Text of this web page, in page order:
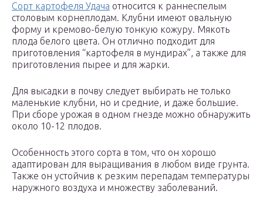
Сорт картофеля Удача относится к раннеспелым
столовым корнеплодам. Клубни имеют овальную
форму и кремово-белую тонкую кожуру. Мякоть
плода белого цвета. Он отлично подходит для
приготовления “картофеля в мундирах”, а также для
приготовления пырее и для жарки.
Для высадки в почву следует выбирать не только
маленькие клубни, но и средние, и даже большие.
При сборе урожая в одном гнезде можно обнаружить
около 10-12 плодов.
Особенность этого сорта в том, что он хорошо
адаптирован для выращивания в любом виде грунта.
Также он устойчив к резким перепадам температуры
наружного воздуха и множеству заболеваний.